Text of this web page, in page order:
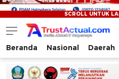
Trustactual.com
Aktual dan Terpercaya
Beranda Nasional Daerah